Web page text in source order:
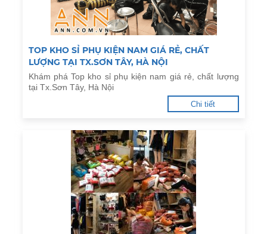
TOP KHO SỈ PHỤ KIỆN NAM GIÁ RẺ, CHẤT
LƯỢNG TẠI TX.SƠN TÂY, HÀ NỘI
Khám phá Top kho sỉ phụ kiện nam giá rẻ, chất lượng
tại Tx.Sơn Tây, Hà Nội
Chi tiết